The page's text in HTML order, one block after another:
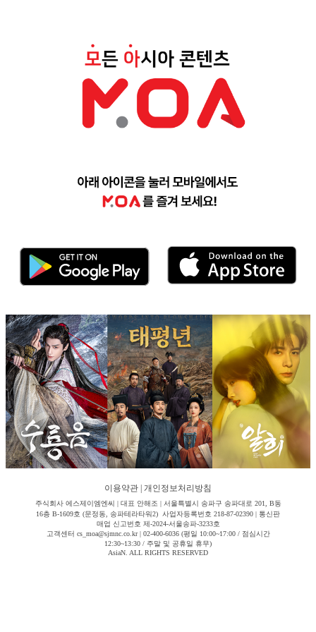
이용약관 개인정보처리방침
주식회사 에스제이엠엔씨 | 대표 안해조 | 서울특별시 송파구 송파대로 201, B동
16층 B-1609호 (문정동, 송파테라타워2) 사업자등록번호 218-87-02390 | 통신판
매업 신고번호 제-2024-서울송파-3233호
고객센터 cs_moa@sjmnc.co.kr | 02-400-6036 (평일 10:00~17:00 / 점심시간
12:30~13:30 / 주말 및 공휴일 휴무)
AsiaN. ALL RIGHTS RESERVED